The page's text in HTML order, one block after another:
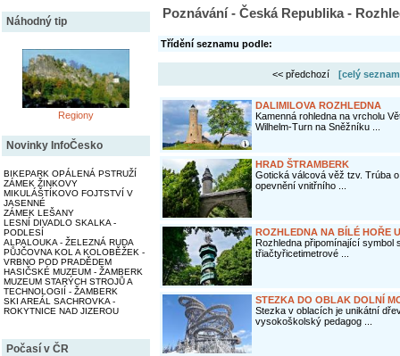
Náhodný tip
Regiony
Novinky InfoČesko
BIKEPARK OPÁLENÁ PSTRUŽÍ
ZÁMEK ŽINKOVY
MIKULÁŠTÍKOVO FOJTSTVÍ V
JASENNÉ
ZÁMEK LEŠANY
LESNÍ DIVADLO SKALKA -
PODLESÍ
ALPALOUKA - ŽELEZNÁ RUDA
PŮJČOVNA KOL A KOLOBĚŽEK -
VRBNO POD PRADĚDEM
HASIČSKÉ MUZEUM - ŽAMBERK
MUZEUM STARÝCH STROJŮ A
TECHNOLOGIÍ - ŽAMBERK
SKI AREÁL SACHROVKA -
ROKYTNICE NAD JIZEROU
Počasí v ČR
Poznávání - Česká Republika -
Třídění seznamu podle:
<< předchozí [celý
DALIMILOVA ROZHLEDNA
Kamenná rohledna na vrcholu
Wilhelm-Turn na Sněžníku ...
HRAD ŠTRAMBERK
Gotická válcová věž tzv. Trúba
opevnění vnitřního ...
ROZHLEDNA NA BÍLÉ HOŘE
Rozhledna připomínající symbol
třiačtyřicetimetrové ...
STEZKA DO OBLAK DOLNÍ
Stezka v oblacích je unikátní
vysokoškolský pedagog ...